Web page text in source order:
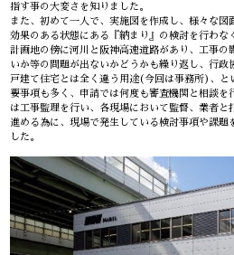
指す事の大変さを知りました。
また、初めて一人で、実施図を作成し、様々な図
効果のある状態にある『納まり』の検討を行わな
計画地の傍に河川と阪神高速道路があり、工事の
いか等の問題が出ないかどうかも繰り返し、行政
戸建て住宅とは全く違う用途(今回は事務所)、と
要事項も多く、申請では何度も審査機関と相談を
は工事監理を行い、各現場において監督、業者と
進める為に、現場で発生している検討事項や課題
した。